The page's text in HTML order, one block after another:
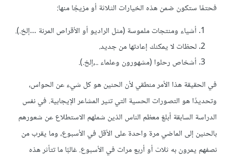
فحتمًا ستكون ضمن هذه الخيارات الثلاثة أو مزيجًا منها:
أشياء ومنتجات ملموسة (مثل الراديو أو الأقراص المرنة …إلخ.).
لحظات لا يمكنك إعادتها من جديد.
أشخاص رحلوا (مشهورون وعلماء ..,إلخ.).
في الحقيقة هذا الأمر منطقي لأن الحنين هو كل شيء عن الحواس،
وتحديدًا هو التصورات الحسية التي تثير المشاعر الإيجابية. في نفس
الدراسة السابقة أبلغ معظم الناس الذين شملهم الاستطلاع عن شعورهم
بالحنين إلى الماضي مرة واحدة على الأقل في الأسبوع، وما يقرب من
نصفهم يمرون به ثلاث أو أربع مرات في الأسبوع. غالبًا ما تتأثر هذه